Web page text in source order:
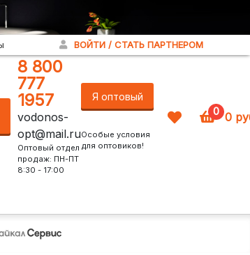
ВОЙТИ / СТАТЬ ПАРТНЕРОМ
8 800
777
1957
vodonos-
opt@mail.ru
Оптовый отдел
продаж: ПН-ПТ
8:30 - 17:00
Я оптовый
Особые условия
для оптовиков!
0 0